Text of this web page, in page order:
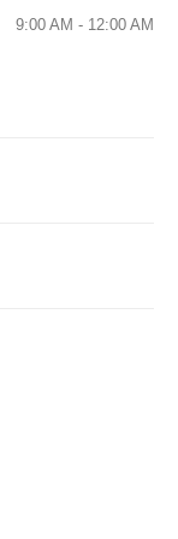
9:00 AM - 12:00 AM